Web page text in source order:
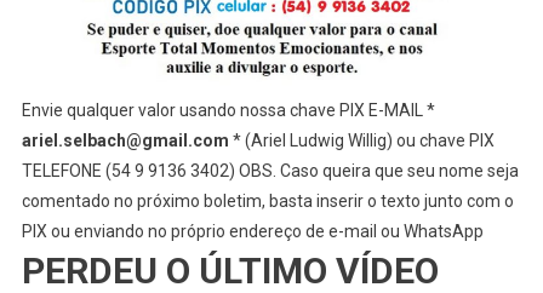
Envie qualquer valor usando nossa chave PIX E-MAIL *
ariel.selbach@gmail.com * (Ariel Ludwig Willig) ou chave PIX
TELEFONE (54 9 9136 3402) OBS. Caso queira que seu nome seja
comentado no próximo boletim, basta inserir o texto junto com o
PIX ou enviando no próprio endereço de e-mail ou WhatsApp
PERDEU O ÚLTIMO VÍDEO